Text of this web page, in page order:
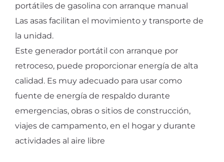
portátiles de gasolina con arranque manual
Las asas facilitan el movimiento y transporte de
la unidad.
Este generador portátil con arranque por
retroceso, puede proporcionar energía de alta
calidad. Es muy adecuado para usar como
fuente de energía de respaldo durante
emergencias, obras o sitios de construcción,
viajes de campamento, en el hogar y durante
actividades al aire libre